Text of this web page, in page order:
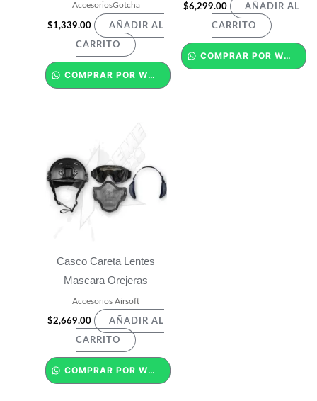
AccesoriosGotcha
$1,339.00 AÑADIR AL
CARRITO
COMPRAR POR WHATSAPP
$6,299.00 AÑADIR AL
CARRITO
COMPRAR POR WHATSAPP
Casco Careta Lentes
Mascara Orejeras
Accesorios Airsoft
$2,669.00 AÑADIR AL
CARRITO
COMPRAR POR WHATSAPP